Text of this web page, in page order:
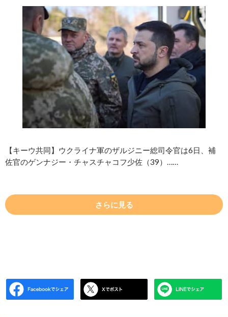
【キーウ共同】ウクライナ軍のザルジニー総司令官は6日、補
佐官のゲンナジー・チャスチャコフ少佐（39）……
さらに見る